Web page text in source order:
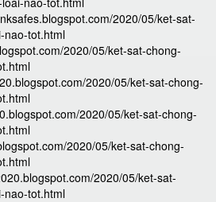
2020/05/ket-sat-
nao-tot.html
2020/05/ket-sat-chong-
2020/05/ket-sat-chong-
2020/05/ket-sat-chong-
2020/05/ket-sat-chong-
2020/05/ket-sat-
nao-tot.html